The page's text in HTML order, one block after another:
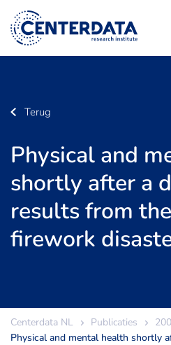
Terug
Physical and
shortly after a
results from
firework
Centerdata NL Publicaties
Physical and mental health shortly